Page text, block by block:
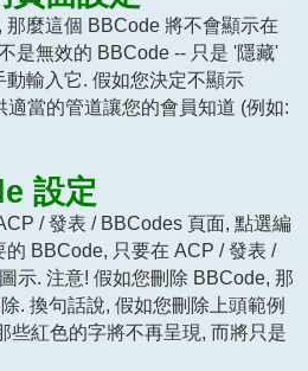
麼這個 BBCode 將不會顯示在
是無效的 BBCode -- 只是 '隱藏'
輸入它. 假如您決定不顯示
當的管道讓您的會員知道 (例如:
設定
/ 發表 / BBCodes 頁面, 點選編
BBCode, 只要在 ACP / 發表 /
示. 注意! 假如您刪除 BBCode, 那
. 換句話說, 假如您刪除上頭範例
些紅色的字將不再呈現, 而將只是